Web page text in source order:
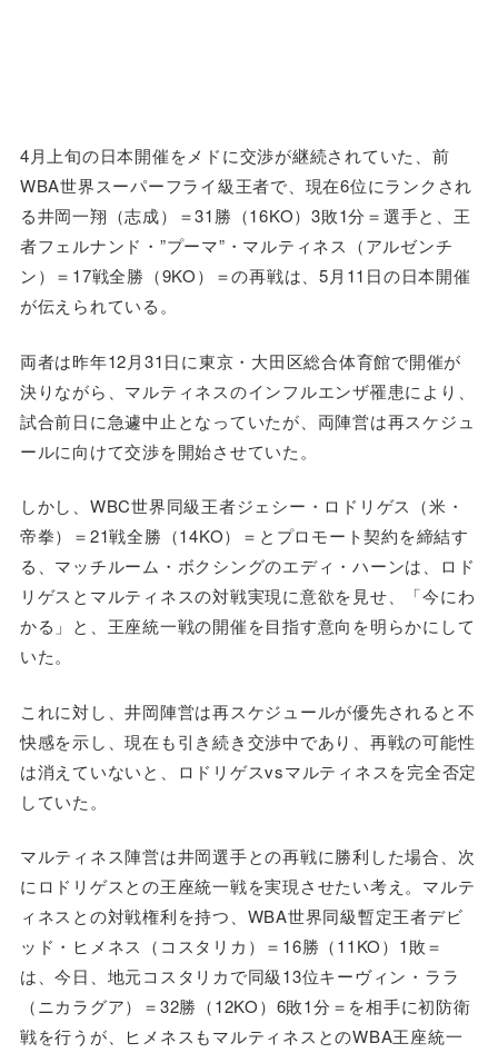
4月上旬の日本開催をメドに交渉が継続されていた、前
WBA世界スーパーフライ級王者で、現在6位にランクされ
る井岡一翔（志成）＝31勝（16KO）3敗1分＝選手と、王
者フェルナンド・”プーマ”・マルティネス（アルゼンチ
ン）＝17戦全勝（9KO）＝の再戦は、5月11日の日本開催
が伝えられている。
両者は昨年12月31日に東京・大田区総合体育館で開催が
決りながら、マルティネスのインフルエンザ罹患により、
試合前日に急遽中止となっていたが、両陣営は再スケジュ
ールに向けて交渉を開始させていた。
しかし、WBC世界同級王者ジェシー・ロドリゲス（米・
帝拳）＝21戦全勝（14KO）＝とプロモート契約を締結す
る、マッチルーム・ボクシングのエディ・ハーンは、ロド
リゲスとマルティネスの対戦実現に意欲を見せ、「今にわ
かる」と、王座統一戦の開催を目指す意向を明らかにして
いた。
これに対し、井岡陣営は再スケジュールが優先されると不
快感を示し、現在も引き続き交渉中であり、再戦の可能性
は消えていないと、ロドリゲスvsマルティネスを完全否定
していた。
マルティネス陣営は井岡選手との再戦に勝利した場合、次
にロドリゲスとの王座統一戦を実現させたい考え。マルテ
ィネスとの対戦権利を持つ、WBA世界同級暫定王者デビ
ッド・ヒメネス（コスタリカ）＝16勝（11KO）1敗＝
は、今日、地元コスタリカで同級13位キーヴィン・ララ
（ニカラグア）＝32勝（12KO）6敗1分＝を相手に初防衛
戦を行うが、ヒメネスもマルティネスとのWBA王座統一